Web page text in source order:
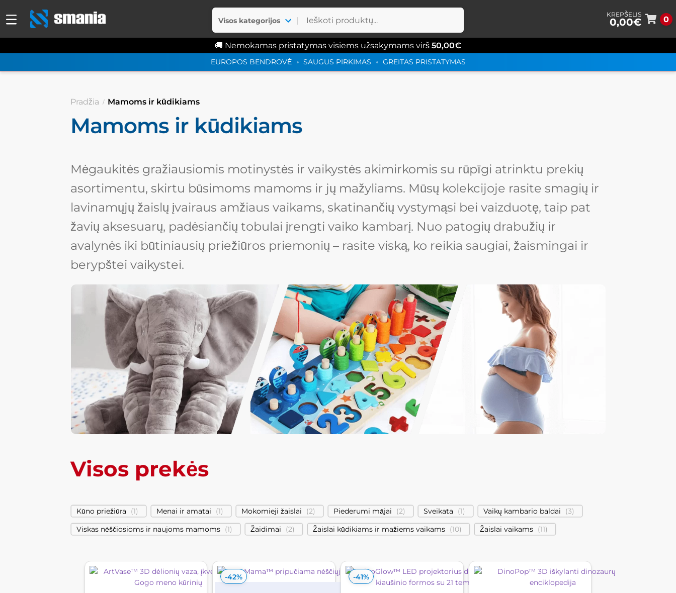
0
Visos kategorijos
🚚 Nemokamas pristatymas visiems užsakymams virš 50,00€
EUROPOS BENDROVĖ SAUGUS PIRKIMAS GREITAS PRISTATYMAS
prie
prie
0,00€
Pradžia Mamoms ir kūdikiams
Mamoms ir kūdikiams
Mėgaukitės gražiausiomis motinystės ir vaikystės akimirkomis su rūpīgi atrinktu prekių
asortimentu, skirtu būsimoms mamoms ir jų mažyliams. Mūsų kolekcijoje rasite smagių ir
lavinamųjų žaislų įvairaus amžiaus vaikams, skatinančių vystymąsi bei vaizduotę, taip pat
žavių aksesuarų, padėsiančių tobulai įrengti vaiko kambarį. Nuo patogių drabužių ir
avalynės iki būtiniausių priežiūros priemonių – rasite viską, ko reikia saugiai, žaismingai ir
berypštei vaikystei.
Visos prekės
Kūno priežiūra (1) Menai ir amatai (1) Mokomieji žaislai (2) Piederumi mājai (2) Sveikata (1) Vaikų kambario baldai (3)
Viskas nėščiosioms ir naujoms mamoms (1) Žaidimai (2) Žaislai kūdikiams ir mažiems vaikams (10) Žaislai vaikams (11)
-42% -41%